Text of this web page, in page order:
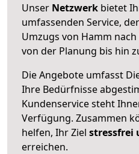
Unser Netzwerk bietet
umfassenden Service,
Umzugs von Hamm
von der Planung bis hin
Die Angebote umfasst
Ihre Bedürfnisse
Kundenservice steht
Verfügung. Zusammen
helfen, Ihr Ziel stressfrei
erreichen.